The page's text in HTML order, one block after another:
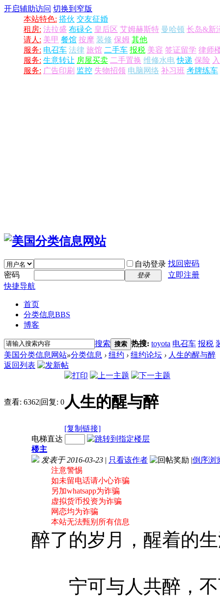
开启辅助访问 切换到窄版
本站特色: 搭伙 交友征婚
租房: 法拉盛 布碌仑 皇后区 艾姆赫斯特 曼哈顿 长岛&新
请人: 美甲 餐馆 按摩 装修 保姆 其他
服务: 电召车 法律 旅馆 二手车 报税 美容 签证留学 律师
服务: 生意转让 房屋买卖 二手置换 维修水电 快递 保险
服务: 广告印刷 监控 失物招领 电脑网络 补习班 考牌练车
自动登录 找回密码
密码
登录
立即注册
快捷导航
首页
分类信息BBS
博客
搜索 搜索 热搜: toyota 电召车 报税
美国分类信息网站»分类信息 › 纽约 › 纽约论坛 › 人生的醒与醉
返回列表
查看: 6362|回复: 0人生的醒与醉
[复制链接]
电梯直达
楼主
发表于 2016-03-23 | 只看该作者 |倒序浏
注意警惕
如未留电话请小心诈骗
另加whatsapp为诈骗
虚拟货币投资为诈骗
网恋均为诈骗
本站无法甄别所有信息
醉了的岁月，醒着的
宁可与人共醉，不